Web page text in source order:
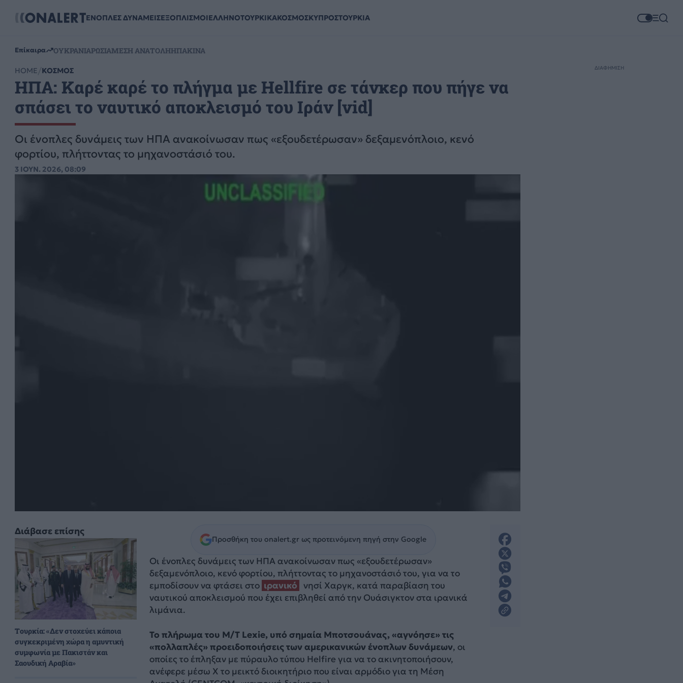
ΕΝΟΠΛΕΣ ΔΥΝΑΜΕΙΣΕΞΟΠΛΙΣΜΟΙΕΛΛΗΝΟΤΟΥΡΚΙΚΑΚΟΣΜΟΣΚΥΠΡΟΣΤΟΥΡΚΙΑ
Επίκαιρα ΟΥΚΡΑΝΙΑΡΩΣΙΑΜΕΣΗ ΑΝΑΤΟΛΗΗΠΑΚΙΝΑ
HOME ΚΟΣΜΟΣ
ΗΠΑ: Καρέ καρέ το πλήγμα με Hellfire σε τάνκερ που πήγε να
σπάσει το ναυτικό αποκλεισμό του Ιράν [vid]
Οι ένοπλες δυνάμεις των ΗΠΑ ανακοίνωσαν πως «εξουδετέρωσαν» δεξαμενόπλοιο, κενό
φορτίου, πλήττοντας το μηχανοστάσιό του.
3 ΙΟΥΝ. 2026, 08:09
Διάβασε επίσης
Τουρκία: «Δεν στοχεύει κάποια
συγκεκριμένη χώρα η αμυντική
συμφωνία με Πακιστάν και
Σαουδική Αραβία»
Προσθήκη του onalert.gr ως προτεινόμενη πηγή στην Google
Οι ένοπλες δυνάμεις των ΗΠΑ ανακοίνωσαν πως «εξουδετέρωσαν»
δεξαμενόπλοιο, κενό φορτίου, πλήττοντας το μηχανοστάσιό του, για να το
εμποδίσουν να φτάσει στο ιρανικό
νησί Χαργκ, κατά παραβίαση του
ναυτικού αποκλεισμού που έχει επιβληθεί από την Ουάσιγκτον στα ιρανικά
λιμάνια.
Το πλήρωμα του M/T Lexie, υπό σημαία Μποτσουάνας, «αγνόησε» τις
«πολλαπλές» προειδοποιήσεις των αμερικανικών ένοπλων δυνάμεων, οι
οποίες το έπληξαν με πύραυλο τύπου Helfire για να το ακινητοποιήσουν,
ανέφερε μέσω X το μεικτό διοικητήριο που είναι αρμόδιο για τη Μέση
ΔΙΑΦΗΜΙΣΗ